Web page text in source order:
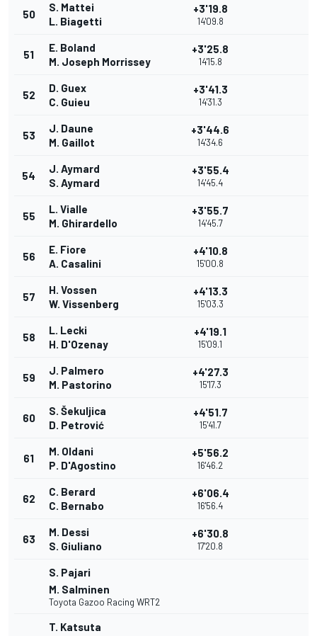
50
S. Mattei
L. Biagetti
+3'19.8
14'09.8
51
E. Boland
M. Joseph Morrissey
+3'25.8
14'15.8
52
D. Guex
C. Guieu
+3'41.3
14'31.3
53
J. Daune
M. Gaillot
+3'44.6
14'34.6
54
J. Aymard
S. Aymard
+3'55.4
14'45.4
55
L. Vialle
M. Ghirardello
+3'55.7
14'45.7
56
E. Fiore
A. Casalini
+4'10.8
15'00.8
57
H. Vossen
W. Vissenberg
+4'13.3
15'03.3
58
L. Lecki
H. D'Ozenay
+4'19.1
15'09.1
59
J. Palmero
M. Pastorino
+4'27.3
15'17.3
60
S. Šekuljica
D. Petrović
+4'51.7
15'41.7
61
M. Oldani
P. D'Agostino
+5'56.2
16'46.2
62
C. Berard
C. Bernabo
+6'06.4
16'56.4
63
M. Dessi
S. Giuliano
+6'30.8
17'20.8
S. Pajari
M. Salminen
Toyota Gazoo Racing WRT2
T. Katsuta